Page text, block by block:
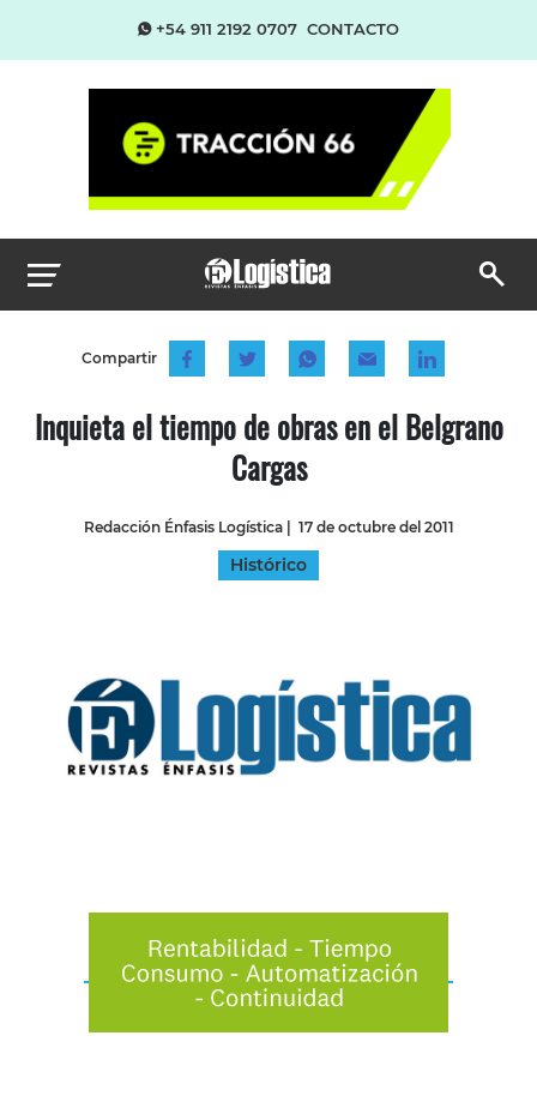
+54 911 2192 0707 CONTACTO
Compartir
Inquieta el tiempo de obras en el Belgrano
Cargas
Redacción Énfasis Logística| 17 de octubre del 2011
Histórico